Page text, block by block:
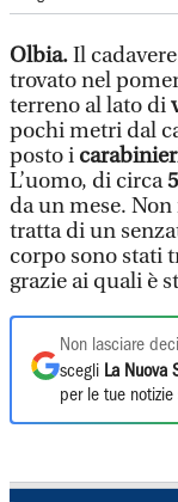
Olbia.Il
trovato nel
terreno al lato di
pochi metri dal
posto i
L’uomo, di circa
da un mese.
tratta di un
corpo sono stati
grazie ai quali è
Non lasciare
scegli La Nuova
per le tue notizie